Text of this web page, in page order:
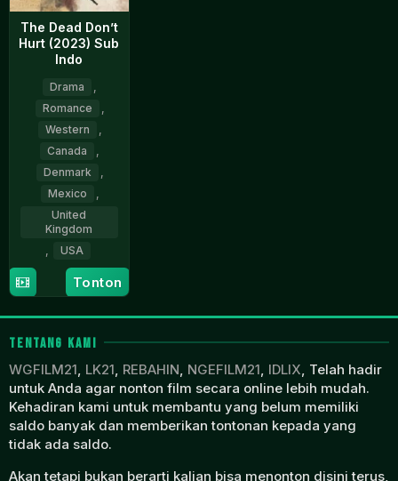
The Dead Don’t
Hurt (2023) Sub
Indo
Drama
Romance
Western
Canada
Denmark
Mexico
United
Kingdom
USA
1
May
2024
Marcela
Nava
Tonton
TENTANG KAMI
WGFILM21, LK21, REBAHIN, NGEFILM21, IDLIX, Telah hadir
untuk Anda agar nonton film secara online lebih mudah.
Kehadiran kami untuk membantu yang belum memiliki
saldo banyak dan memberikan tontonan kepada yang
tidak ada saldo.
Akan tetapi bukan berarti kalian bisa menonton disini terus,